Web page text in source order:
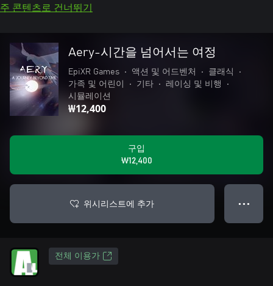
주 콘텐츠로 건너뛰기
Aery-시간을 넘어서는 여정
EpiXR Games • 액션 및 어드벤처 • 클래식
•
가족 및 어린이
• 기타 • 레이싱 및 비행
•
시뮬레이션
₩12,400
구입
₩12,400
위시리스트에 추가 ● ● ●
전체 이용가